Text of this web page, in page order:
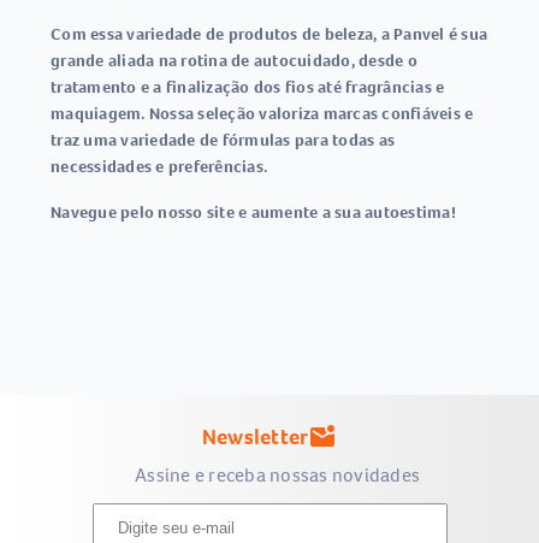
Com essa variedade de produtos de beleza, a Panvel é sua
grande aliada na rotina de autocuidado, desde o
tratamento e a finalização dos fios até fragrâncias e
maquiagem. Nossa seleção valoriza marcas confiáveis e
traz uma variedade de fórmulas para todas as
necessidades e preferências.
Navegue pelo nosso site e aumente a sua autoestima!
Newslettermark_email_unread
Assine e receba nossas novidades